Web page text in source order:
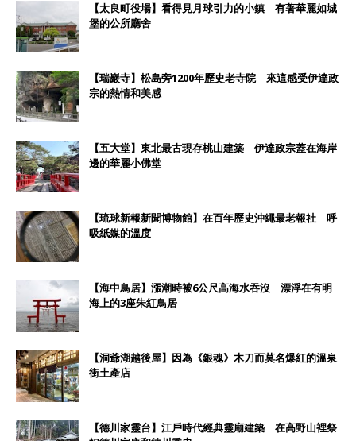
【太良町役場】看得見月球引力的小鎮 有著華麗如城
堡的公所廳舍
【瑞巖寺】松島旁1200年歷史老寺院 來這感受伊達政
宗的熱情和美感
【五大堂】東北最古現存桃山建築 伊達政宗蓋在海岸
邊的華麗小佛堂
【琉球新報新聞博物館】在百年歷史沖繩最老報社 呼
吸紙媒的溫度
【海中鳥居】漲潮時被6公尺高海水吞沒 漂浮在有明
海上的3座朱紅鳥居
【洞爺湖越後屋】因為《銀魂》木刀而莫名爆紅的溫泉
街土產店
【德川家靈台】江戶時代經典靈廟建築 在高野山裡祭